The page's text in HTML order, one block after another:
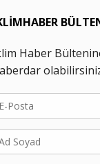
Valiliği ve
“gençleştirme”